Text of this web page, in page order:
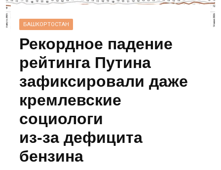
БАШКОРТОСТАН
Рекордное падение
рейтинга Путина
зафиксировали даже
кремлевские
социологи
из‑за дефицита
бензина